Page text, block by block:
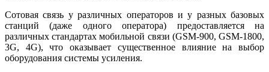
Сотовая связь у различных операторов и у разных базовых
станций (даже одного оператора) предоставляется на
различных стандартах мобильной связи (GSM-900, GSM-1800,
3G, 4G), что оказывает существенное влияние на выбор
оборудования системы усиления.